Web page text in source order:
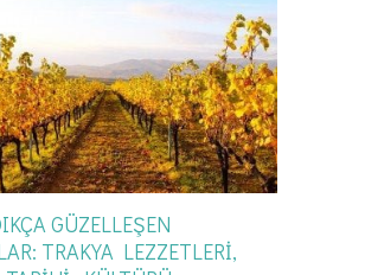
GÜZELLEŞEN
TRAKYA LEZZETLERİ,